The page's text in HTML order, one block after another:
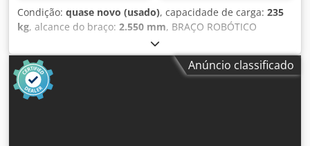
Condição: quase novo (usado), capacidade de carga: 235
kg, alcance do braço: 2.550 mm, BRAÇO ROBÓTICO
MARCA: ABB MODELO: IRB 6640-235/2.55 DESCRIÇÃO
TÉCNICA Djdpfxoztdgro Ap Dekr CAPACIDADE DE CARGA:
235 KG ALCANCE MÁXIMO: 2550 MM CONTROLE: IRC 5
ENTREGA A PARTIR DE ARMAZÉM NA ALEMANHA
Anúncio classificado